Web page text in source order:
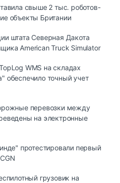
свыше 2 тыс. роботов-
объекты Британии
штата Северная Дакота
American Truck Simulator
WMS на складах
обеспечило точный учет
перевозки между
на электронные
протестировали первый
грузовик на